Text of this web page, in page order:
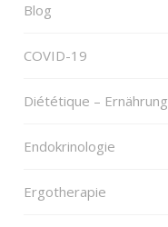
Blog
COVID-19
Diététique – Ernährung
Endokrinologie
Ergotherapie